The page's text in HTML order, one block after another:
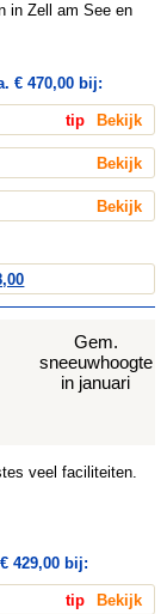
in Zell am See en
€ 470,00 bij:
tip Bekijk
Bekijk
Bekijk
veel faciliteiten.
Gem.
sneeuwhoogte
in januari
429,00 bij:
tip Bekijk